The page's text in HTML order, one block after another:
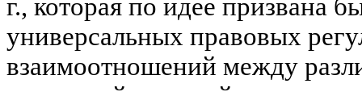
г., которая по идее призвана
универсальных правовых
взаимоотношений между